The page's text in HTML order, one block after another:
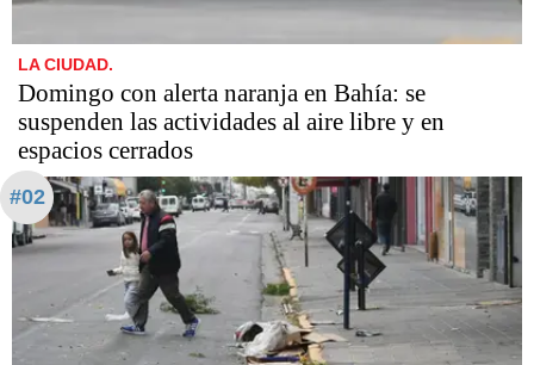
LA CIUDAD.
Domingo con alerta naranja en Bahía: se
suspenden las actividades al aire libre y en
espacios cerrados
#02